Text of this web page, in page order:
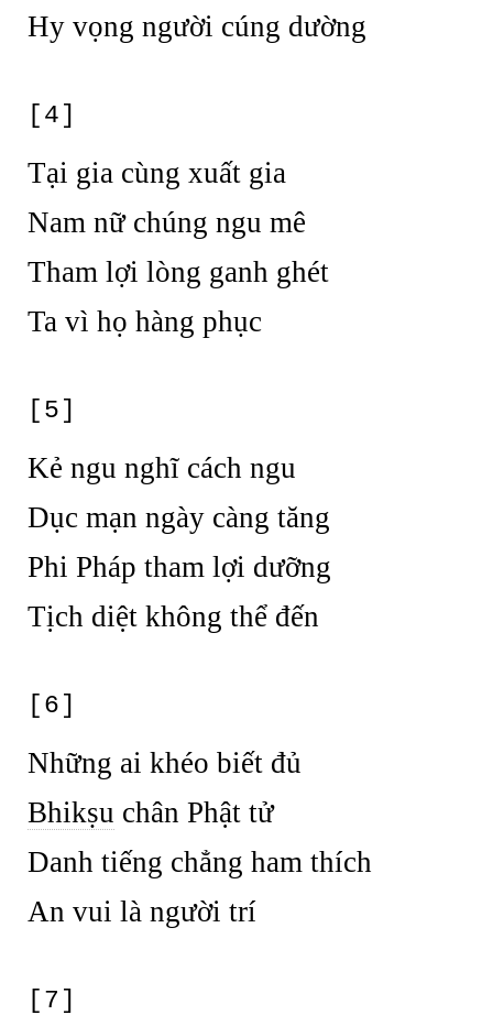
Hy vọng người cúng dường
[4]
Tại gia cùng xuất gia
Nam nữ chúng ngu mê
Tham lợi lòng ganh ghét
Ta vì họ hàng phục
[5]
Kẻ ngu nghĩ cách ngu
Dục mạn ngày càng tăng
Phi Pháp tham lợi dưỡng
Tịch diệt không thể đến
[6]
Những ai khéo biết đủ
Bhikṣu chân Phật tử
Danh tiếng chẳng ham thích
An vui là người trí
[7]